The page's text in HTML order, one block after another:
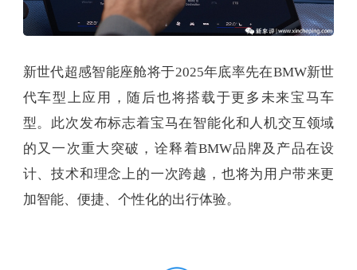
新世代超感智能座舱将于2025年底率先在BMW新世
代车型上应用，随后也将搭载于更多未来宝马车
型。此次发布标志着宝马在智能化和人机交互领域
的又一次重大突破，诠释着BMW品牌及产品在设
计、技术和理念上的一次跨越，也将为用户带来更
加智能、便捷、个性化的出行体验。